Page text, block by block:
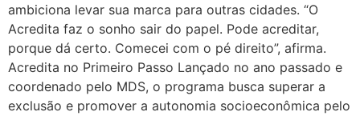
ambiciona levar sua marca para outras cidades. “O
Acredita faz o sonho sair do papel. Pode acreditar,
porque dá certo. Comecei com o pé direito”, afirma.
Acredita no Primeiro Passo Lançado no ano passado e
coordenado pelo MDS, o programa busca superar a
exclusão e promover a autonomia socioeconômica pelo